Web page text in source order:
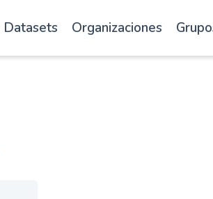
Datasets Organizaciones